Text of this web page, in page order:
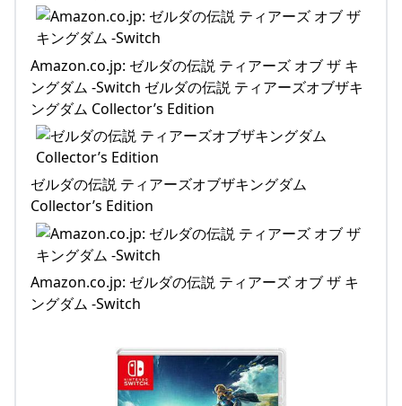
Amazon.co.jp: ゼルダの伝説 ティアーズ オブ ザ キ
ングダム -Switch ゼルダの伝説 ティアーズオブザキ
ングダム Collector’s Edition
ゼルダの伝説 ティアーズオブザキングダム
Collector’s Edition
Amazon.co.jp: ゼルダの伝説 ティアーズ オブ ザ キ
ングダム -Switch